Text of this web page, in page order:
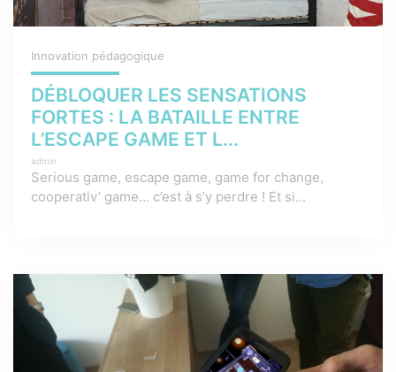
Innovation pédagogique
DÉBLOQUER LES SENSATIONS
FORTES : LA BATAILLE ENTRE
L’ESCAPE GAME ET L...
admin
Serious game, escape game, game for change,
cooperativ’ game… c’est à s’y perdre ! Et si...